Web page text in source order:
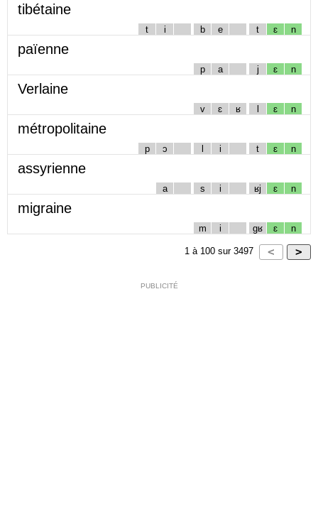
tibétaine
t i b e t ɛ n
païenne
p a j ɛ n
Verlaine
v ɛ ʁ l ɛ n
métropolitaine
p ɔ l i t ɛ n
assyrienne
a s i ʁj ɛ n
migraine
m i gʁ ɛ n
1 à 100 sur 3497
PUBLICITÉ